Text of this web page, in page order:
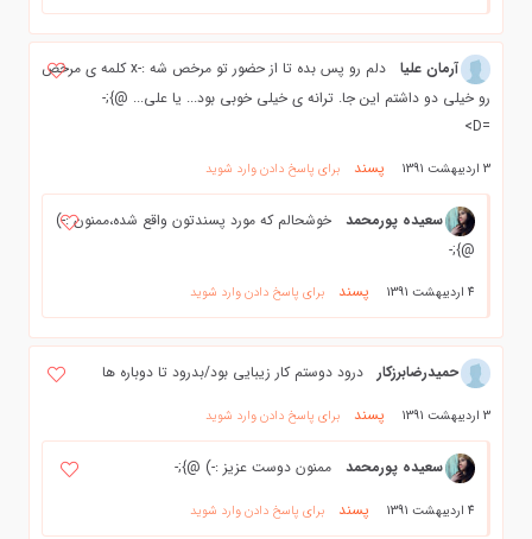
آرمان علیا
دلم رو پس بده تا از حضور تو مرخص شه :-x کلمه ی مرخص
رو خیلی دو داشتم این جا. ترانه ی خیلی خوبی بود... یا علی... @};-
=D>
3 اردیبهشت 1391 پسند برای پاسخ دادن وارد شوید
سعیده پورمحمد
خوشحالم که مورد پسندتون واقع شده،ممنون :-)
@};-
4 اردیبهشت 1391 پسند برای پاسخ دادن وارد شوید
حميدرضابرزكار درود دوستم کار زیبایی بود/بدرود تا دوباره ها
3 اردیبهشت 1391 پسند برای پاسخ دادن وارد شوید
سعیده پورمحمد ممنون دوست عزیز :-) @};-
4 اردیبهشت 1391 پسند برای پاسخ دادن وارد شوید